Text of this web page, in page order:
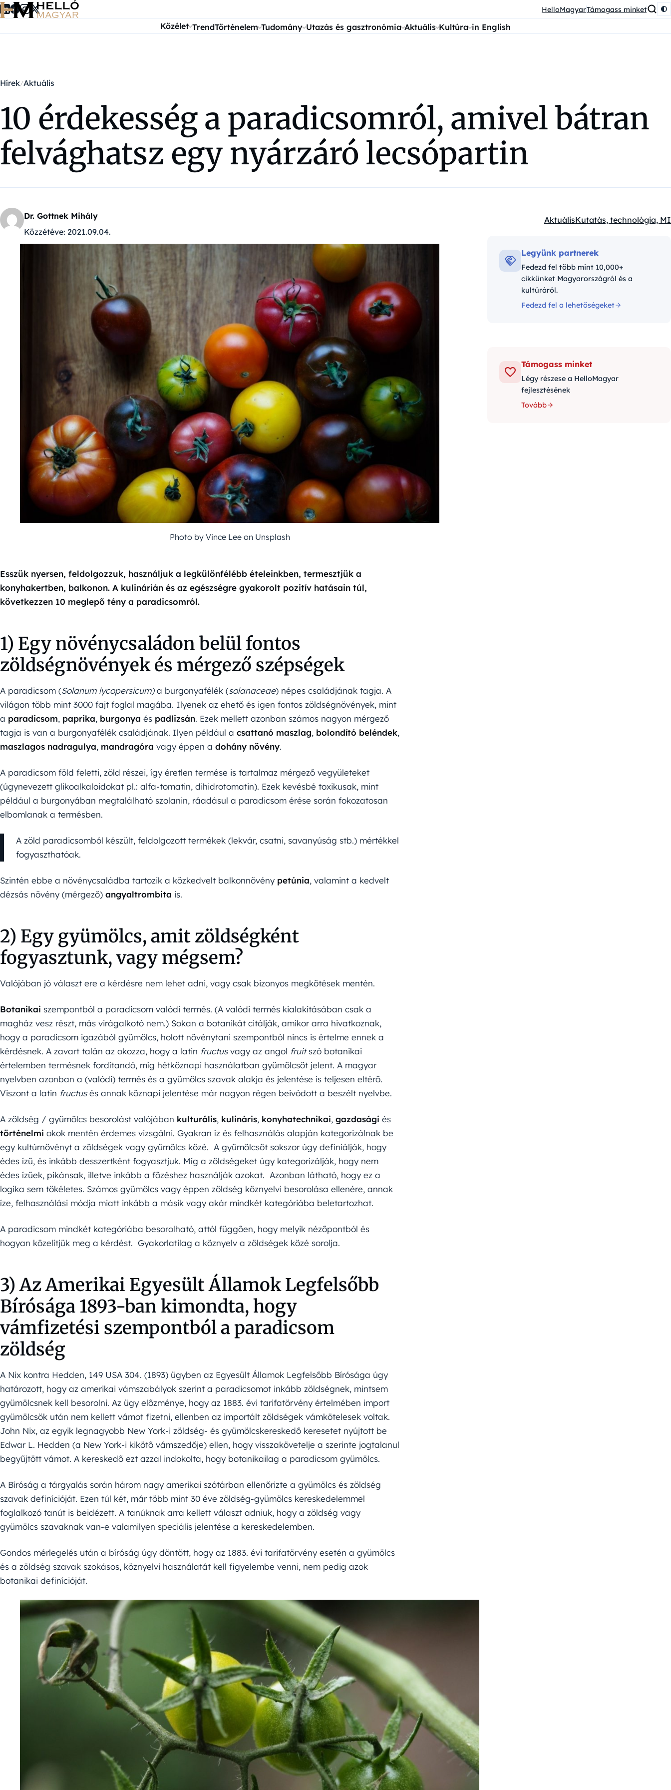
Ugrás a tartalomra HelloMagyarTámogass minket
Közélet TrendTörténelem Tudomány Utazás és gasztronómia Aktuális Kultúra in English
Hírek Aktuális
10 érdekesség a paradicsomról, amivel bátran
felvághatsz egy nyárzáró lecsópartin
Dr. Gottnek Mihály
Közzétéve: 2021.09.04.
Kategóriák:
AktuálisKutatás, technológia, MI
Photo by Vince Lee on Unsplash
Esszük nyersen, feldolgozzuk, használjuk a legkülönfélébb ételeinkben, termesztjük a
konyhakertben, balkonon. A kulinárián és az egészségre gyakorolt pozitív hatásain túl,
következzen 10 meglepő tény a paradicsomról.
1) Egy növénycsaládon belül fontos
zöldségnövények és mérgező szépségek
A paradicsom (Solanum lycopersicum)a burgonyafélék (solanaceae) népes családjának tagja. A
világon több mint 3000 fajt foglal magába. Ilyenek az ehető és igen fontos zöldségnövények, mint
a paradicsom, paprika, burgonya és padlizsán. Ezek mellett azonban számos nagyon mérgező
tagja is van a burgonyafélék családjának. Ilyen például a csattanó maszlag, bolondító beléndek,
maszlagos nadragulya, mandragóra vagy éppen a dohány növény.
A paradicsom föld feletti, zöld részei, így éretlen termése is tartalmaz mérgező vegyületeket
(úgynevezett glikoalkaloidokat pl.: alfa-tomatin, dihidrotomatin). Ezek kevésbé toxikusak, mint
például a burgonyában megtalálható szolanin, ráadásul a paradicsom érése során fokozatosan
elbomlanak a termésben.
A zöld paradicsomból készült, feldolgozott termékek (lekvár, csatni, savanyúság stb.) mértékkel
fogyaszthatóak.
Szintén ebbe a növénycsaládba tartozik a közkedvelt balkonnövény petúnia, valamint a kedvelt
dézsás növény (mérgező) angyaltrombita is.
2) Egy gyümölcs, amit zöldségként
fogyasztunk, vagy mégsem?
Valójában jó választ ere a kérdésre nem lehet adni, vagy csak bizonyos megkötések mentén.
Botanikai szempontból a paradicsom valódi termés. (A valódi termés kialakításában csak a
magház vesz részt, más virágalkotó nem.) Sokan a botanikát citálják, amikor arra hivatkoznak,
hogy a paradicsom igazából gyümölcs, holott növénytani szempontból nincs is értelme ennek a
kérdésnek. A zavart talán az okozza, hogy a latin fructusvagy az angol fruitszó botanikai
értelemben termésnek fordítandó, míg hétköznapi használatban gyümölcsöt jelent. A magyar
nyelvben azonban a (valódi) termés és a gyümölcs szavak alakja és jelentése is teljesen eltérő.
Viszont a latin fructusés annak köznapi jelentése már nagyon régen beivódott a beszélt nyelvbe.
A zöldség / gyümölcs besorolást valójában kulturális, kulináris, konyhatechnikai, gazdasági és
történelmi okok mentén érdemes vizsgálni. Gyakran íz és felhasználás alapján kategorizálnak be
egy kultúrnövényt a zöldségek vagy gyümölcs közé. A gyümölcsöt sokszor úgy definiálják, hogy
édes ízű, és inkább desszertként fogyasztjuk. Míg a zöldségeket úgy kategorizálják, hogy nem
édes ízűek, pikánsak, illetve inkább a főzéshez használják azokat. Azonban látható, hogy ez a
logika sem tökéletes. Számos gyümölcs vagy éppen zöldség köznyelvi besorolása ellenére, annak
íze, felhasználási módja miatt inkább a másik vagy akár mindkét kategóriába beletartozhat.
A paradicsom mindkét kategóriába besorolható, attól függően, hogy melyik nézőpontból és
hogyan közelítjük meg a kérdést. Gyakorlatilag a köznyelv a zöldségek közé sorolja.
3) Az Amerikai Egyesült Államok Legfelsőbb
Bírósága 1893-ban kimondta, hogy
vámfizetési szempontból a paradicsom
zöldség
A Nix kontra Hedden, 149 USA 304. (1893) ügyben az Egyesült Államok Legfelsőbb Bírósága úgy
határozott, hogy az amerikai vámszabályok szerint a paradicsomot inkább zöldségnek, mintsem
gyümölcsnek kell besorolni. Az ügy előzménye, hogy az 1883. évi tarifatörvény értelmében import
gyümölcsök után nem kellett vámot fizetni, ellenben az importált zöldségek vámkötelesek voltak.
John Nix, az egyik legnagyobb New York-i zöldség- és gyümölcskereskedő keresetet nyújtott be
Edwar L. Hedden (a New York-i kikötő vámszedője) ellen, hogy visszakövetelje a szerinte jogtalanul
begyűjtött vámot. A kereskedő ezt azzal indokolta, hogy botanikailag a paradicsom gyümölcs.
A Bíróság a tárgyalás során három nagy amerikai szótárban ellenőrizte a gyümölcs és zöldség
szavak definícióját. Ezen túl két, már több mint 30 éve zöldség-gyümölcs kereskedelemmel
foglalkozó tanút is beidézett. A tanúknak arra kellett választ adniuk, hogy a zöldség vagy
gyümölcs szavaknak van-e valamilyen speciális jelentése a kereskedelemben.
Gondos mérlegelés után a bíróság úgy döntött, hogy az 1883. évi tarifatörvény esetén a gyümölcs
és a zöldség szavak szokásos, köznyelvi használatát kell figyelembe venni, nem pedig azok
botanikai definícióját.
Legyünk partnerek
Fedezd fel több mint 10,000+
cikkünket Magyarországról és a
kultúráról.
Fedezd fel a lehetőségeket
Támogass minket
Légy részese a HelloMagyar
fejlesztésének
Tovább